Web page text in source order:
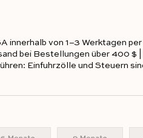
innerhalb von 1–3 Werktagen
bei Bestellungen über 400 $ |
Einfuhrzölle und Steuern